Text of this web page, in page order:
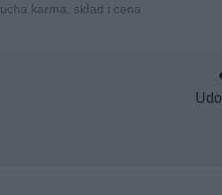
karma, skład i cena